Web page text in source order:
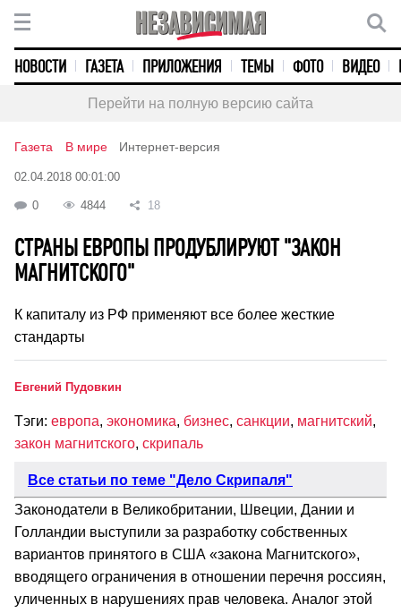
НОВОСТИ ГАЗЕТА ПРИЛОЖЕНИЯ ТЕМЫ ФОТО ВИДЕО
Перейти на полную версию сайта
Газета В мире Интернет-версия
02.04.2018 00:01:00
0 4844 18
СТРАНЫ ЕВРОПЫ ПРОДУБЛИРУЮТ "ЗАКОН
МАГНИТСКОГО"
К капиталу из РФ применяют все более жесткие
стандарты
Евгений Пудовкин
Тэги: европа, экономика, бизнес, санкции, магнитский,
закон магнитского, скрипаль
Все статьи по теме "Дело Скрипаля"
Законодатели в Великобритании, Швеции, Дании и
Голландии выступили за разработку собственных
вариантов принятого в США «закона Магнитского»,
вводящего ограничения в отношении перечня россиян,
уличенных в нарушениях прав человека. Аналог этой